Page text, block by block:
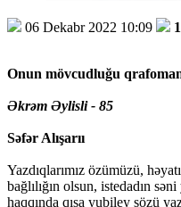
06 Dekabr 2022 10:09
Onun mövcudluğu
Əkrəm Əylisli - 85
Səfər Alışarıı
Yazdıqlarımız özümüzü,
bağlılığın olsun, istedadın
haqqında qısa yubiley sözü